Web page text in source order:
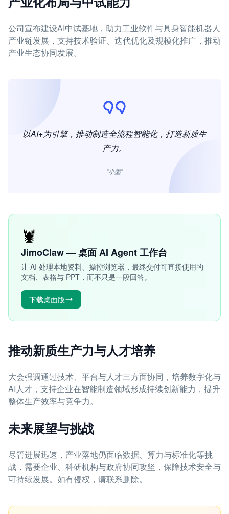
公司宣布建设AI中试基地，助力工业软件与具身智能机器人
产业链发展，支持技术验证、迭代优化及规模化推广，推动
产业生态协同发展。
以AI+为引擎，推动制造全流程智能化，打造新质生
产力。
“小墨”
🦞
JimoClaw — 桌面 AI Agent 工作台
让 AI 处理本地资料、操控浏览器，最终交付可直接使用的
文档、表格与 PPT，而不只是一段回答。
下载桌面版
推动新质生产力与人才培养
大会强调通过技术、平台与人才三方面协同，培养数字化与
AI人才，支持企业在智能制造领域形成持续创新能力，提升
整体生产效率与竞争力。
未来展望与挑战
尽管进展迅速，产业落地仍面临数据、算力与标准化等挑
战，需要企业、科研机构与政府协同攻坚，保障技术安全与
可持续发展。如有侵权，请联系删除。